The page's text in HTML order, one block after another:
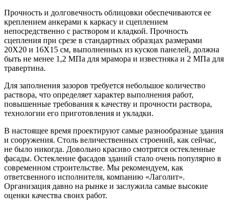
Прочность и долговечность облицовки обеспечиваются ее
креплением анкерами к каркасу и сцеплением
непосредственно с раствором и кладкой. Прочность
сцепления при срезе в стандартных образцах размерами
20X20 и 16X15 см, выполненных из кусков панелей, должна
быть не менее 1,2 МПа для мрамора и известняка и 2 МПа для
травертина.
Для заполнения зазоров требуется небольшое количество
раствора, что определяет характер выполнения работ,
повышенные требования к качеству и прочности раствора,
технологии его приготовления и укладки.
В настоящее время проектируют самые разнообразные здания
и сооружения. Столь величественных строений, как сейчас,
не было никогда. Довольно красиво смотрятся остекленные
фасады. Остекление фасадов зданий стало очень популярно в
современном строительстве. Мы рекомендуем, как
ответсвенного исполнителя, компанию «Лаголит».
Организация давно на рынке и заслужила самые высокие
оценки качества своих работ.